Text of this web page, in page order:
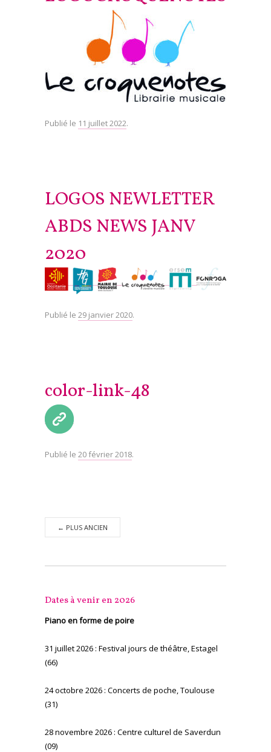
Publié le 11 juillet 2022.
LOGOS NEWLETTER
ABDS NEWS JANV
2020
Publié le 29 janvier 2020.
color-link-48
Publié le 20 février 2018.
← PLUS ANCIEN
Dates à venir en 2026
Piano en forme de poire
31 juillet 2026 : Festival jours de théâtre, Estagel
(66)
24 octobre 2026 : Concerts de poche, Toulouse
(31)
28 novembre 2026 : Centre culturel de Saverdun
(09)